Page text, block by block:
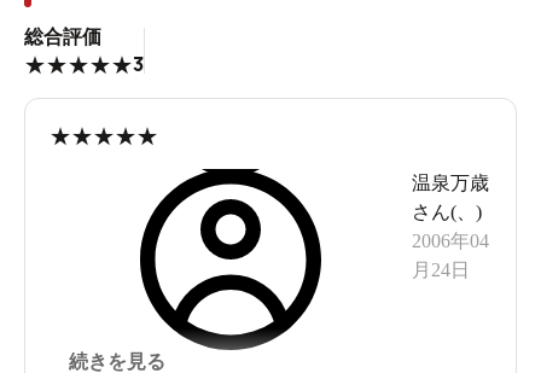
総合評価
★★★★★3
★★★★★
温泉万歳
さん(
)
2006年04
月24日
続きを見る